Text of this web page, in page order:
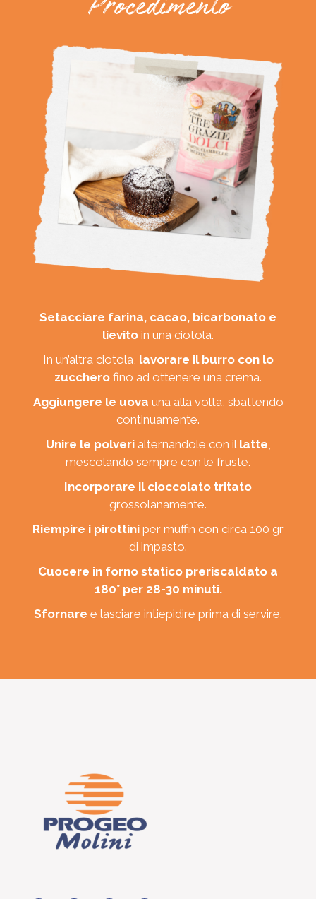
Procedimento
Setacciare farina, cacao, bicarbonato e
lievito in una ciotola.
In un’altra ciotola, lavorare il burro con lo
zucchero fino ad ottenere una crema.
Aggiungere le uova una alla volta, sbattendo
continuamente.
Unire le polveri alternandole con il latte,
mescolando sempre con le fruste.
Incorporare il cioccolato tritato
grossolanamente.
Riempire i pirottini per muffin con circa 100 gr
di impasto.
Cuocere in forno statico preriscaldato a
180° per 28-30 minuti.
Sfornare e lasciare intiepidire prima di servire.